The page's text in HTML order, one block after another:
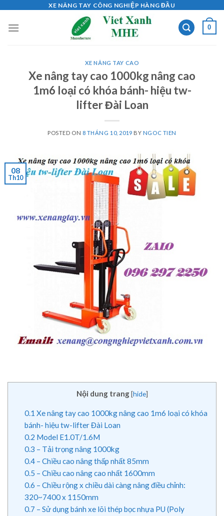
content
XE NÂNG TAY CÔNG NGHIỆP HÀNG ĐẦU
0
XE NÂNG TAY CAO
Xe nâng tay cao 1000kg nâng cao
1m6 loại có khóa bánh- hiệu tw-
lifter Đài Loan
POSTED ON 8 THÁNG 10, 2019 BY NGOC TIEN
08
Th10
Nội dung trang [hide]
0.1 Xe nâng tay cao 1000kg nâng cao 1m6 loại có khóa
bánh- hiệu tw-lifter Đài Loan
0.2 Model E1.0T/1.6M
0.3 – Tải trọng nâng 1000kg
0.4– Chiều cao nâng thấp nhất 85mm
0.5 – Chiều cao nâng cao nhất 1600mm
0.6 – Chiều rộng x chiều dài càng nâng điều chỉnh:
320~7400 x 1150mm
0.7 – Sử dụng bánh xe lõi thép bọc nhựa PU (Poly